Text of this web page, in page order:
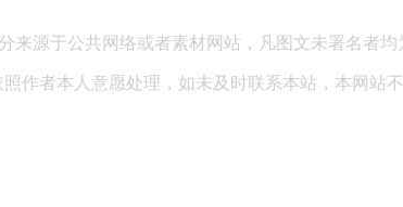
来源于公共网络或者素材网站，凡图文未署名者均
作者本人意愿处理，如未及时联系本站，本网站不